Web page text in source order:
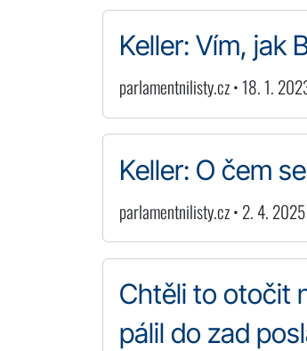
Keller: Vím, jak
parlamentnilisty.cz • 18. 1.
Keller: O čem
parlamentnilisty.cz • 2. 4.
Chtěli to otočit
pálil do zad